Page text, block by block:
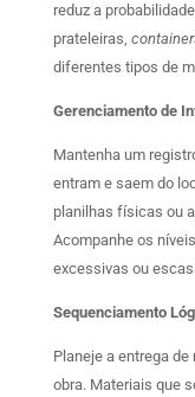
reduz a
prateleiras,
diferentes tipos de
Gerenciamento de
Mantenha um
entram e saem do
planilhas físicas ou
Acompanhe os
excessivas ou
Sequenciamento
Planeje a entrega
obra. Materiais que